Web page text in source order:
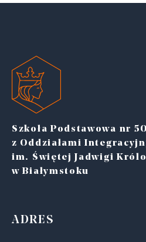
Szkoła Podstawowa nr 50
z Oddziałami
im. Świętej Jadwigi
w Białymstoku
ADRES